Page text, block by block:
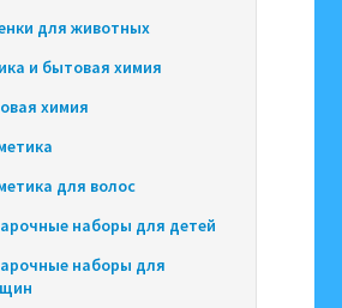
для животных
и бытовая химия
химия
для волос
наборы для детей
наборы для